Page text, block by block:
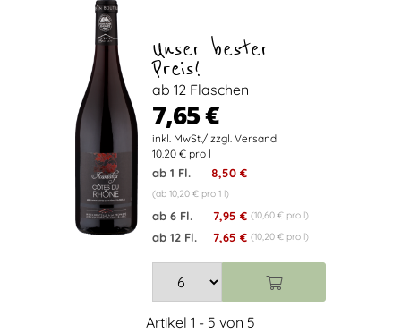
Unser bester
Preis!
ab 12 Flaschen
7,65 €
10.20 € pro l
ab 1 Fl. 8,50 €
(ab 10,20 € pro 1 l)
ab 6 Fl. 7,95 € (10,60 € pro l)
ab 12 Fl. 7,65 € (10,20 € pro l)
Artikel 1 - 5 von 5